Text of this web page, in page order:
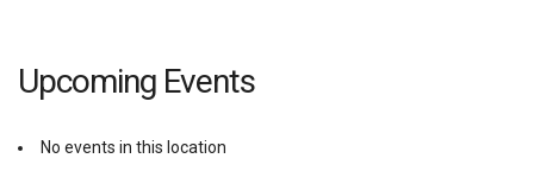
Upcoming Events
No events in this location